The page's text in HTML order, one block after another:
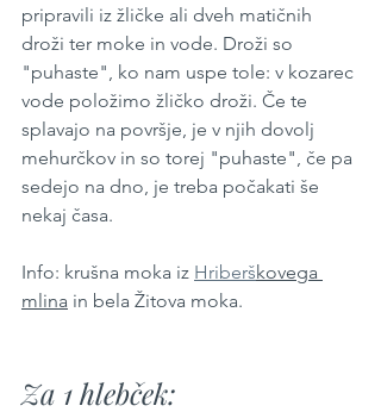
pripravili iz žličke ali dveh matičnih
droži ter moke in vode. Droži so
"puhaste", ko nam uspe tole: v kozarec
vode položimo žličko droži. Če te
splavajo na površje, je v njih dovolj
mehurčkov in so torej "puhaste", če pa
sedejo na dno, je treba počakati še
nekaj časa.
Info: krušna moka iz Hriberškovega
mlina in bela Žitova moka.
Za 1 hlebček: